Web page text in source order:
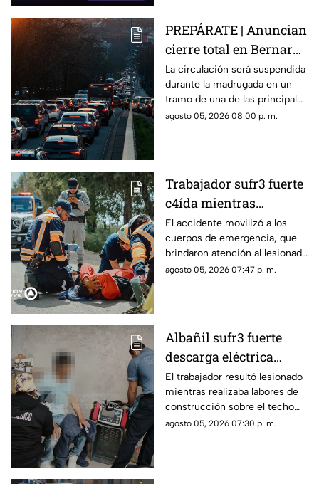
PREPÁRATE | Anuncian
cierre total en Bernardo
Quintana; este será el
horario
La circulación será suspendida
durante la madrugada en un
tramo de una de las principales
vialidades de Querétaro.
agosto 05, 2026 08:00 p. m.
Trabajador sufr3 fuerte
c4ída mientras
trabajaba en Guadalupe
La Venta
El accidente movilizó a los
cuerpos de emergencia, que
brindaron atención al lesionado
antes de trasladarlo a un
agosto 05, 2026 07:47 p. m.
Albañil sufr3 fuerte
descarga eléctrica
mientras trabajaba en
una azotea de San José
Buenavista
El trabajador resultó lesionado
mientras realizaba labores de
construcción sobre el techo
de una vivienda y tuvo que
agosto 05, 2026 07:30 p. m.